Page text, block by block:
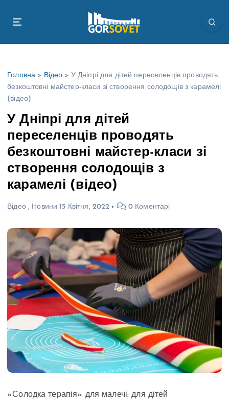
Головна > Відео > У Дніпрі для дітей переселенців проводять
безкоштовні майстер-класи зі створення солодощів з карамелі
(відео)
У Дніпрі для дітей
переселенців проводять
безкоштовні майстер-класи зі
створення солодощів з
карамелі (відео)
Відео, Новини 15 Квітня, 2022 0 Коментарі
«Солодка терапія» для малечі: для дітей